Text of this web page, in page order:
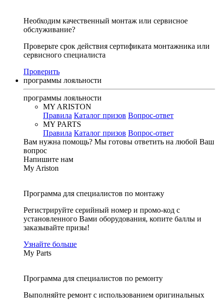
Необходим качественный монтаж или сервисное
обслуживание?
Проверьте срок действия сертификата монтажника или
сервисного специалиста
Проверить
программы лояльности
программы лояльности
MY ARISTON
Правила Каталог призов Вопрос-ответ
MY PARTS
Правила Каталог призов Вопрос-ответ
Вам нужна помощь? Мы готовы ответить на любой Ваш
вопрос
Напишите нам
My Ariston
Программа для специалистов по монтажу
Регистрируйте серийный номер и промо-код с
установленного Вами оборудования, копите баллы и
заказывайте призы!
Узнайте больше
My Parts
Программа для специалистов по ремонту
Выполняйте ремонт с использованием оригинальных